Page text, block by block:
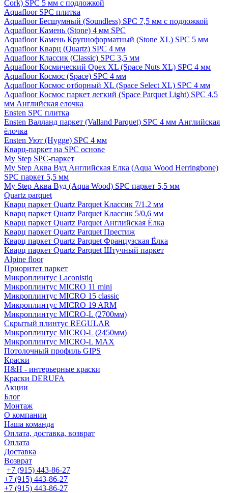
Cork) SPC 5 мм с подложкой
Aquafloor SPC плитка
Aquafloor Бесшумный (Soundless) SPC 7,5 мм с подложкой
Aquafloor Камень (Stone) 4 мм SPC
Aquafloor Камень Крупноформатный (Stone XL) SPC 5 мм
Aquafloor Кварц (Quartz) SPC 4 мм
Aquafloor Классик (Classic) SPC 3,5 мм
Aquafloor Космический Орех XL (Space Nuts XL) SPC 4 мм
Aquafloor Космос (Space) SPC 4 мм
Aquafloor Космос отборный XL (Space Select XL) SPC 4 мм
Aquafloor Космос паркет легкий (Space Parquet Light) SPC 4,5
мм Английская елочка
Ensten SPC плитка
Ensten Валланд паркет (Valland Parquet) SPC 4 мм Английская
ёлочка
Ensten Уют (Hygge) SPC 4 мм
Кварц-паркет на SPC основе
My Step SPC-паркет
My Step Аква Вуд Английская Елка (Aqua Wood Herringbone)
SPC паркет 5,5 мм
My Step Аква Вуд (Aqua Wood) SPC паркет 5,5 мм
Quartz parquet
Кварц паркет Quartz Parquet Классик 7/1,2 мм
Кварц паркет Quartz Parquet Классик 5/0,6 мм
Кварц паркет Quartz Parquet Английская Ёлка
Кварц паркет Quartz Parquet Престиж
Кварц паркет Quartz Parquet Французская Ёлка
Кварц паркет Quartz Parquet Штучный паркет
Alpine floor
Приоритет паркет
Микроплинтус Laconistiq
Микроплинтус MICRO 11 mini
Микроплинтус MICRO 15 classic
Микроплинтус MICRO 19 ARM
Микроплинтус MICRO-L (2700мм)
Скрытый плинтус REGULAR
Микроплинтус MICRO-L (2450мм)
Микроплинтус MICRO-L MAX
Потолочный профиль GIPS
Краски
H&H - интерьерные краски
Краски DERUFA
Акции
Блог
Монтаж
О компании
Наша команда
Оплата, доставка, возврат
Оплата
Доставка
Возврат
+7 (915) 443-86-27
+7 (915) 443-86-27
+7 (915) 443-86-27